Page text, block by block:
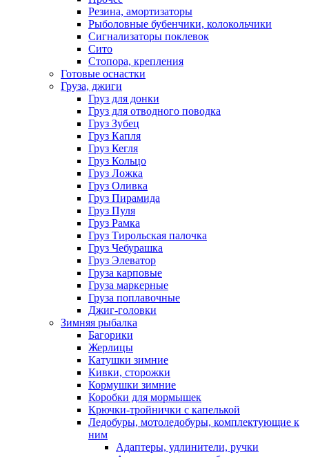
Резина, амортизаторы
Рыболовные бубенчики, колокольчики
Сигнализаторы поклевок
Сито
Стопора, крепления
Готовые оснастки
Груза, джиги
Груз для донки
Груз для отводного поводка
Груз Зубец
Груз Капля
Груз Кегля
Груз Кольцо
Груз Ложка
Груз Оливка
Груз Пирамида
Груз Пуля
Груз Рамка
Груз Тирольская палочка
Груз Чебурашка
Груз Элеватор
Груза карповые
Груза маркерные
Груза поплавочные
Джиг-головки
Зимняя рыбалка
Багорики
Жерлицы
Катушки зимние
Кивки, сторожки
Кормушки зимние
Коробки для мормышек
Крючки-тройнички с капелькой
Ледобуры, мотоледобуры, комплектующие к
ним
Адаптеры, удлинители, ручки